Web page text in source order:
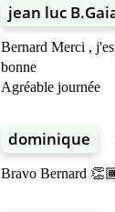
jean luc
Bernard Merci ,
bonne
Agréable journée
dominique
Bravo Bernard